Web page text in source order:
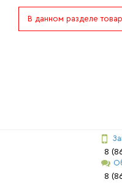
В данном разделе
8
8